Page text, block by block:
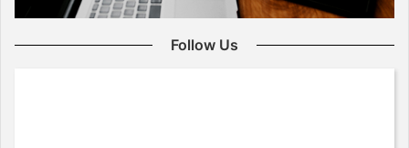
Follow Us